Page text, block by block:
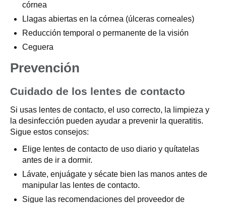
córnea
Llagas abiertas en la córnea (úlceras corneales)
Reducción temporal o permanente de la visión
Ceguera
Prevención
Cuidado de los lentes de contacto
Si usas lentes de contacto, el uso correcto, la limpieza y
la desinfección pueden ayudar a prevenir la queratitis.
Sigue estos consejos:
Elige lentes de contacto de uso diario y quítatelas
antes de ir a dormir.
Lávate, enjuágate y sécate bien las manos antes de
manipular las lentes de contacto.
Sigue las recomendaciones del proveedor de